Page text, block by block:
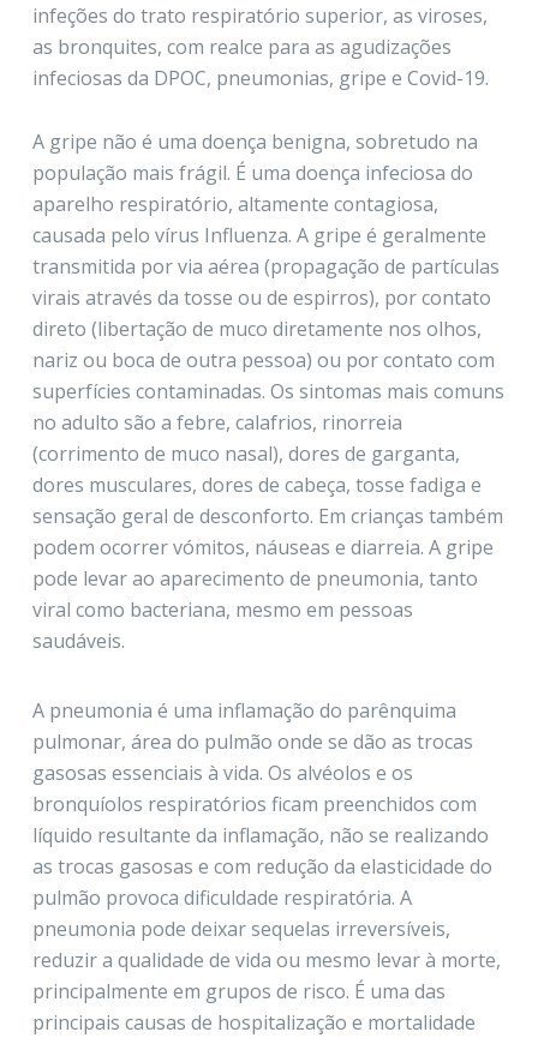
infeções do trato respiratório superior, as viroses,
as bronquites, com realce para as agudizações
infeciosas da DPOC, pneumonias, gripe e Covid-19.
A gripe não é uma doença benigna, sobretudo na
população mais frágil. É uma doença infeciosa do
aparelho respiratório, altamente contagiosa,
causada pelo vírus Influenza. A gripe é geralmente
transmitida por via aérea (propagação de partículas
virais através da tosse ou de espirros), por contato
direto (libertação de muco diretamente nos olhos,
nariz ou boca de outra pessoa) ou por contato com
superfícies contaminadas. Os sintomas mais comuns
no adulto são a febre, calafrios, rinorreia
(corrimento de muco nasal), dores de garganta,
dores musculares, dores de cabeça, tosse fadiga e
sensação geral de desconforto. Em crianças também
podem ocorrer vómitos, náuseas e diarreia. A gripe
pode levar ao aparecimento de pneumonia, tanto
viral como bacteriana, mesmo em pessoas
saudáveis.
A pneumonia é uma inflamação do parênquima
pulmonar, área do pulmão onde se dão as trocas
gasosas essenciais à vida. Os alvéolos e os
bronquíolos respiratórios ficam preenchidos com
líquido resultante da inflamação, não se realizando
as trocas gasosas e com redução da elasticidade do
pulmão provoca dificuldade respiratória. A
pneumonia pode deixar sequelas irreversíveis,
reduzir a qualidade de vida ou mesmo levar à morte,
principalmente em grupos de risco. É uma das
principais causas de hospitalização e mortalidade